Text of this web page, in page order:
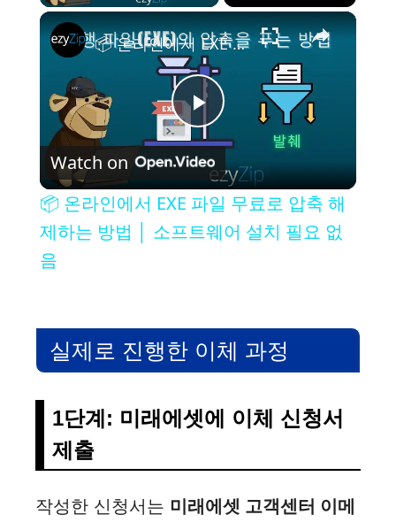
×
P
a
V
e
📦 온라인에서 EXE 파일 무료로 압축 해제하는 방법 │ 소프트웨어 설치 필요 없음
Watch on
📦 온라인에서 EXE 파일 무료로 압축 해
제하는 방법 │ 소프트웨어 설치 필요 없
음
실제로 진행한 이체 과정
1단계: 미래에셋에 이체 신청서
제출
작성한 신청서는 미래에셋 고객센터 이메